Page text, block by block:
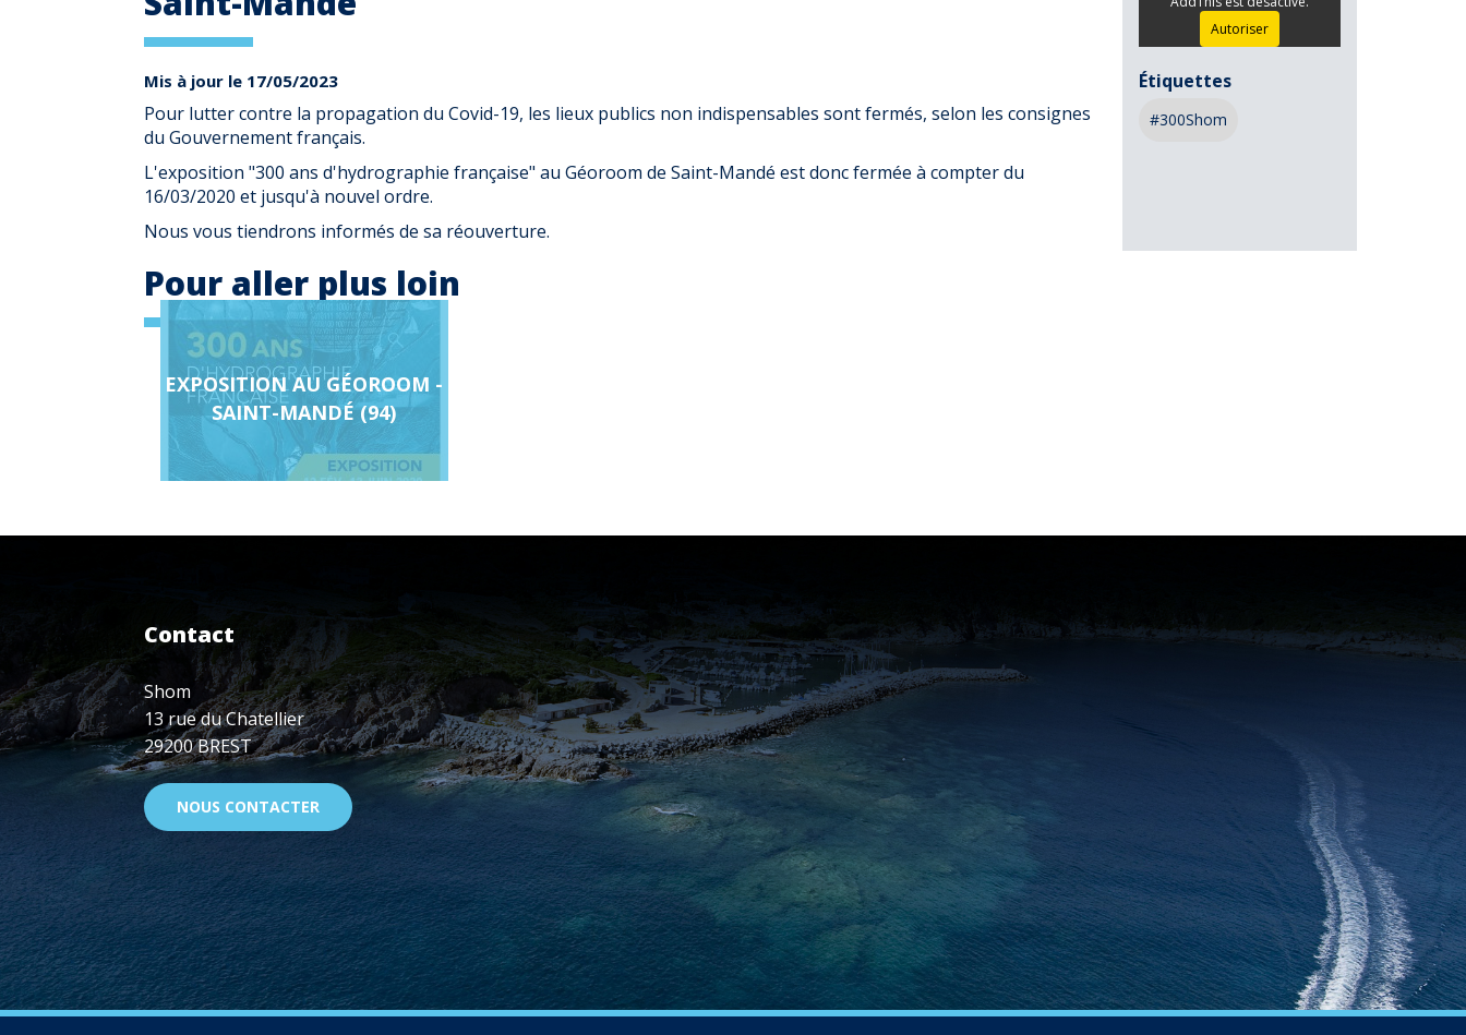
Mis à jour le 17/05/2023
Pour lutter contre la propagation du Covid-19, les lieux publics non indispensables sont fermés, selon les consignes
du Gouvernement français.
L'exposition "300 ans d'hydrographie française" au Géoroom de Saint-Mandé est donc fermée à compter du
16/03/2020 et jusqu'à nouvel ordre.
Nous vous tiendrons informés de sa réouverture.
Pour aller plus loin
relation
EXPOSITION AU GÉOROOM -
SAINT-MANDÉ (94)
Autoriser
Étiquettes
#300Shom
Contact
Shom
13 rue du Chatellier
29200 BREST
NOUS CONTACTER